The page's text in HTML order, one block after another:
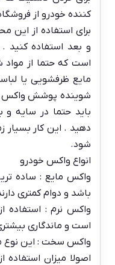
کننده خودرو از
برای استفاده از این
و بعد استفاده کنید
است که حتما از مواد
مایع ظرفشویی یا
شوینده پوشش واکس
باید حتما در سایه
دهید . این کار بسیار
شود.
انواع واکس خودرو
واکس مایع : ساده
باشد و دوام کمتری
واکس نرم : استفاده
است و ماندگاری
واکس سخت : این نوع
اصولا میزان